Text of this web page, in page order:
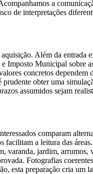
a
de interpretações
Além da
Municipal sobre
concretos
obter uma
assumidos sejam
comparam
facilitam a leitura das
varanda, jardim,
Fotografias
preparação cria um